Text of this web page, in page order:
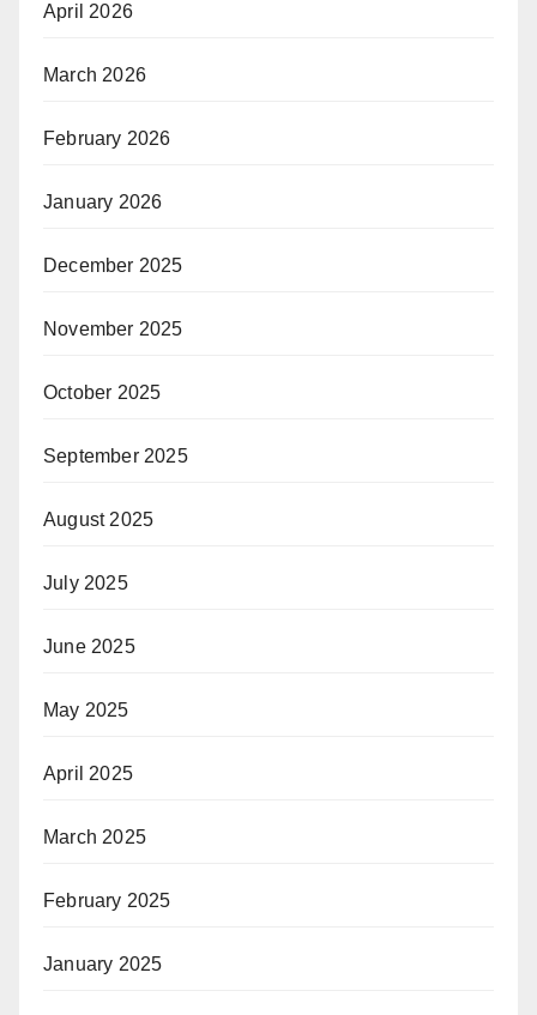
April 2026
March 2026
February 2026
January 2026
December 2025
November 2025
October 2025
September 2025
August 2025
July 2025
June 2025
May 2025
April 2025
March 2025
February 2025
January 2025